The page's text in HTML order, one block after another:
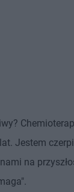
Jestem
na